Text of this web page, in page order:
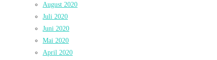
August 2020
Juli 2020
Juni 2020
Mai 2020
April 2020